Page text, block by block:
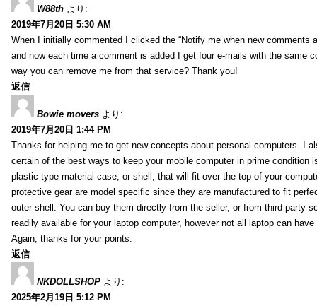
W88th より:
2019年7月20日 5:30 AM
When I initially commented I clicked the “Notify me when new comments
and now each time a comment is added I get four e-mails with the same
way you can remove me from that service? Thank you!
返信
Bowie movers より:
2019年7月20日 1:44 PM
Thanks for helping me to get new concepts about personal computers. I
certain of the best ways to keep your mobile computer in prime condition
plastic-type material case, or shell, that will fit over the top of your
protective gear are model specific since they are manufactured to fit
outer shell. You can buy them directly from the seller, or from third party
readily available for your laptop computer, however not all laptop can
Again, thanks for your points.
返信
NKDOLLSHOP より:
2025年2月19日 5:12 PM